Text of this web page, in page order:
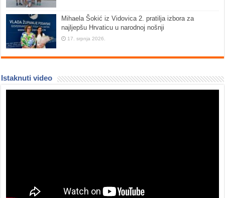
Mihaela Šokić iz Vidovica 2. pratilja izbora za
najljepšu Hrvaticu u narodnoj nošnji
17. srpnja 2026.
Istaknuti video